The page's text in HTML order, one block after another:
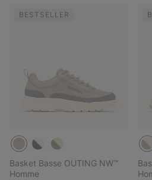
BESTSELLER
Basket Basse OUTING NW™
Homme